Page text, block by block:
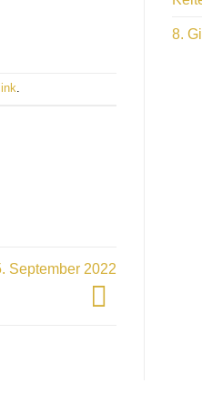
.
September 2022
8.